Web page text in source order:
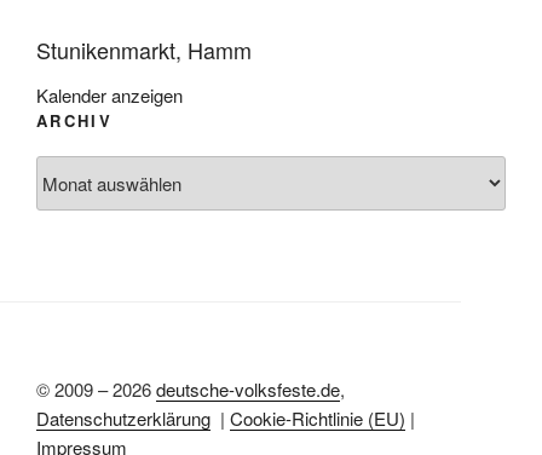
Stunikenmarkt, Hamm
Kalender anzeigen
ARCHIV
© 2009 – 2026deutsche-volksfeste.de,
Datenschutzerklärung | Cookie-Richtlinie (EU) |
Impressum